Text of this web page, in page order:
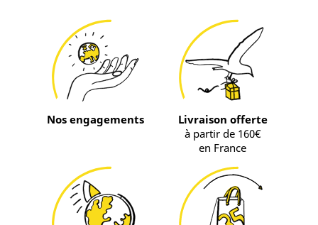
Nos engagements
Livraison offerte
à partir de 160€
en France